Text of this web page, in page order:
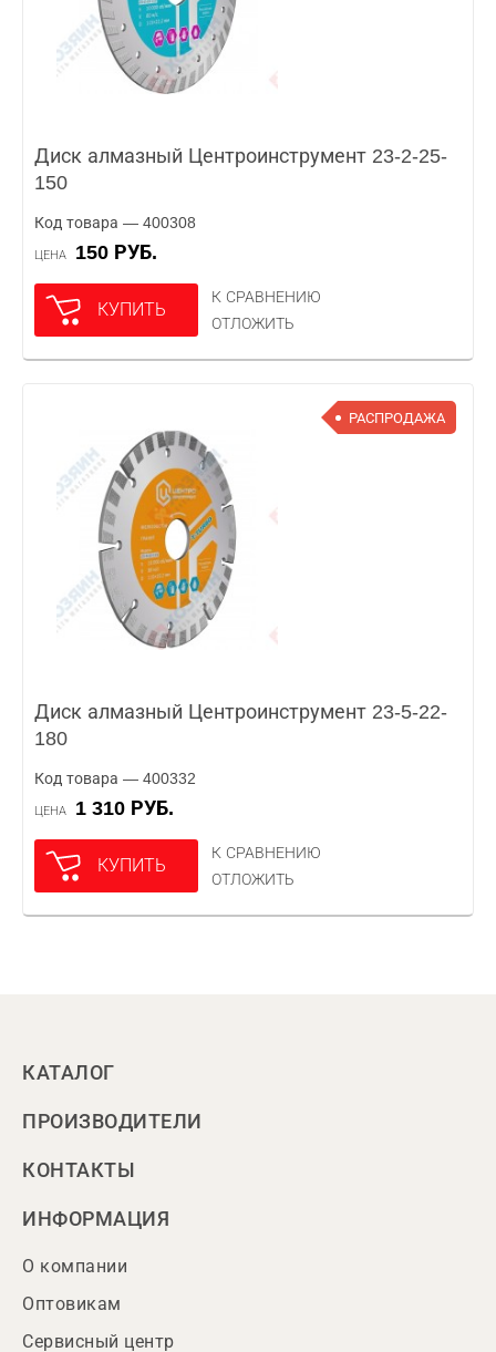
Диск алмазный Центроинструмент 23-2-25-
150
Код товара — 400308
ЦЕНА 150 РУБ.
КУПИТЬ
К СРАВНЕНИЮ
ОТЛОЖИТЬ
РАСПРОДАЖА
Диск алмазный Центроинструмент 23-5-22-
180
Код товара — 400332
ЦЕНА 1 310 РУБ.
КУПИТЬ
К СРАВНЕНИЮ
ОТЛОЖИТЬ
КАТАЛОГ
ПРОИЗВОДИТЕЛИ
КОНТАКТЫ
ИНФОРМАЦИЯ
О компании
Оптовикам
Сервисный центр